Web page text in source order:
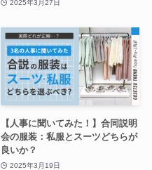
2025年3月27日
【人事に聞いてみた！】合同説明
会の服装：私服とスーツどちらが
良いか？
2025年3月19日